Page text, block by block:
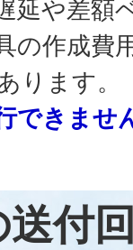
延や差額
の作成費
ります。
できませ
送付